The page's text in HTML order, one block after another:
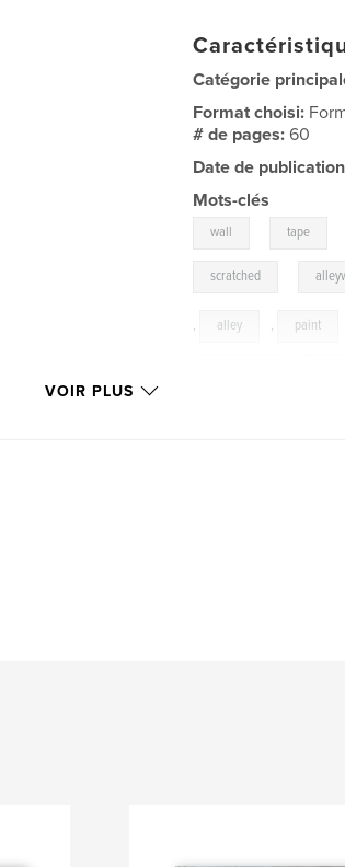
Catégorie
Format choisi:
# de pages:60
Date de
Mots-clés
wall tape
scratched
, alley , paint
VOIR PLUS